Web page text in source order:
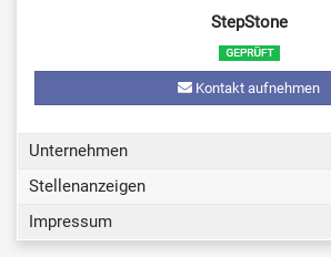
StepStone
Kontakt aufnehmen
Unternehmen
Stellenanzeigen
Impressum